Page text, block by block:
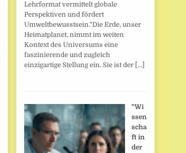
Lehrformat vermittelt globale
Perspektiven und fördert
Umweltbewusstsein."Die Erde, unser
Heimatplanet, nimmt im weiten
Kontext des Universums eine
faszinierende und zugleich
einzigartige Stellung ein. Sie ist der […]
"Wi
ssen
scha
ft in
der